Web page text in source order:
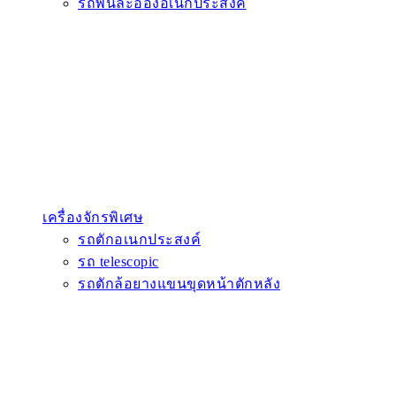
รถพ่นละอองอเนกประสงค์
เครื่องจักรพิเศษ
รถตักอเนกประสงค์
รถ telescopic
รถตักล้อยางแขนขุดหน้าตักหลัง